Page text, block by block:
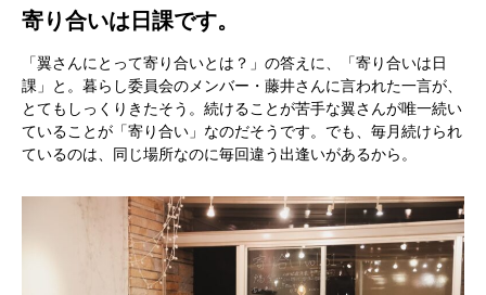
寄り合いは日課です。
「翼さんにとって寄り合いとは？」の答えに、「寄り合いは日
課」と。暮らし委員会のメンバー・藤井さんに言われた一言が、
とてもしっくりきたそう。続けることが苦手な翼さんが唯一続い
ていることが「寄り合い」なのだそうです。でも、毎月続けられ
ているのは、同じ場所なのに毎回違う出逢いがあるから。